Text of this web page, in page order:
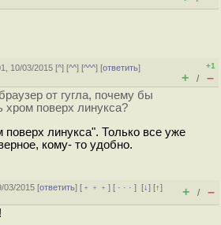
10/03/2015 [^] [^^] [^^^] [ответить]
+1
+ / –
от гугла, почему бы
хром поверх линукса?
поверх линукса". Только все уже
кому- то удобно.
03/2015 [ответить] [ ﹢﹢﹢] [ · · ·][↓] [↑]
+ / –